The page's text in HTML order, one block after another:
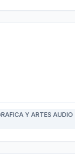
Y ARTES AUDIO